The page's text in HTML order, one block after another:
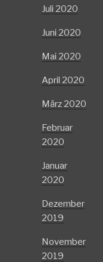
Juli 2020
Juni 2020
Mai 2020
April 2020
März 2020
Februar
2020
Januar
2020
Dezember
2019
November
2019